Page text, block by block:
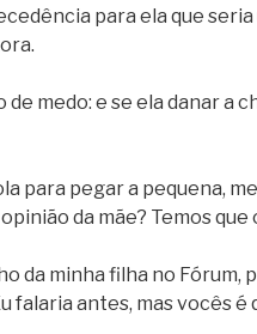
para ela que seria
medo: e se ela danar a
para pegar a pequena,
da mãe? Temos que
da minha filha no Fórum,
falaria antes, mas vocês é